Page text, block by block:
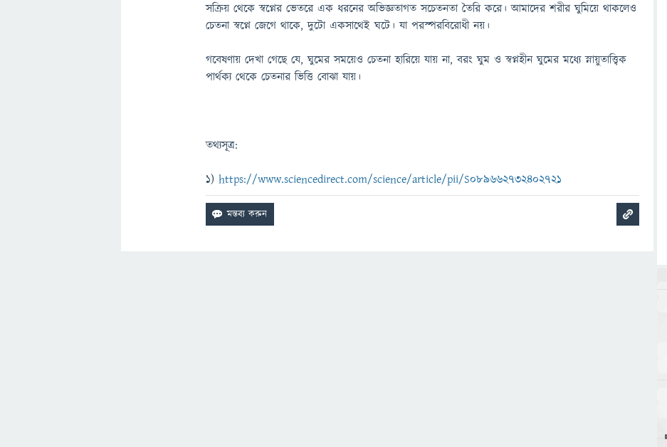
সক্রিয় থেকে স্বপ্নের ভেতরে এক ধরনের অভিজ্ঞতাগত সচেতনতা তৈরি করে। আমাদের শরীর ঘুমিয়ে থাকলেও
চেতনা স্বপ্নে জেগে থাকে, দুটো একসাথেই ঘটে। যা পরস্পরবিরোধী নয়।
গবেষণায় দেখা গেছে যে, ঘুমের সময়েও চেতনা হারিয়ে যায় না, বরং ঘুম ও স্বপ্নহীন ঘুমের মধ্যে স্নায়ুতাত্ত্বিক
পার্থক্য থেকে চেতনার ভিত্তি বোঝা যায়।
তথ্যসূত্র:
১)https://www.sciencedirect.com/science/article/pii/S089662732402721